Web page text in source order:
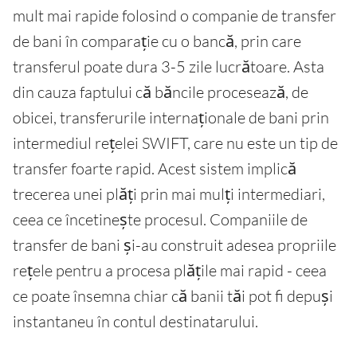
mult mai rapide folosind o companie de transfer
de bani în comparație cu o bancă, prin care
transferul poate dura 3-5 zile lucrătoare. Asta
din cauza faptului că băncile procesează, de
obicei, transferurile internaționale de bani prin
intermediul rețelei SWIFT, care nu este un tip de
transfer foarte rapid. Acest sistem implică
trecerea unei plăți prin mai mulți intermediari,
ceea ce încetinește procesul. Companiile de
transfer de bani și-au construit adesea propriile
rețele pentru a procesa plățile mai rapid - ceea
ce poate însemna chiar că banii tăi pot fi depuși
instantaneu în contul destinatarului.